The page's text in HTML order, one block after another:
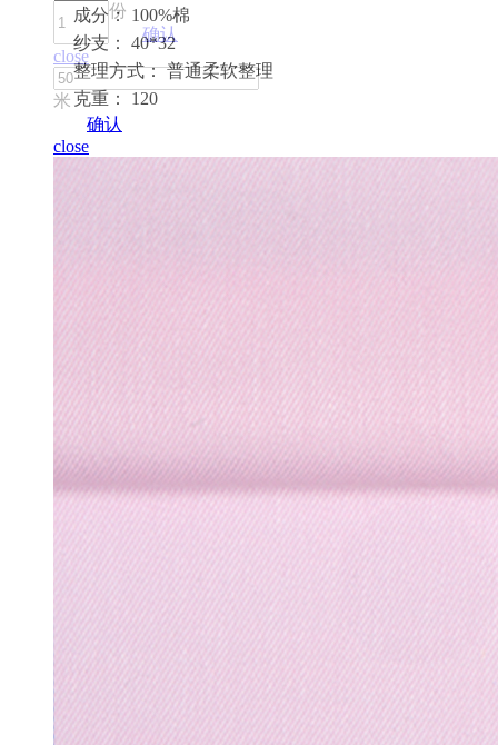
成分： 100%棉
纱支： 40*32
整理方式： 普通柔软整理
克重： 120
份
确认
close
米
确认
close